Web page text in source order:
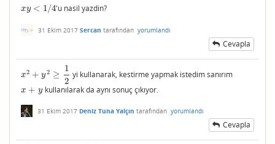
xy < 1/4
xy< 1/4 'u nasil yazdin?
31 Ekim 2017 Sercan tarafından yorumlandı
Cevapla
x2 + y2 ≥
1
2
x2+y2 ≥1 2 yi kullanarak, kestirme yapmak istedim sanırım
x + y
x+ y kullanılarak da aynı sonuç çıkıyor.
31 Ekim 2017 Deniz Tuna Yalçın tarafından yorumlandı
Cevapla